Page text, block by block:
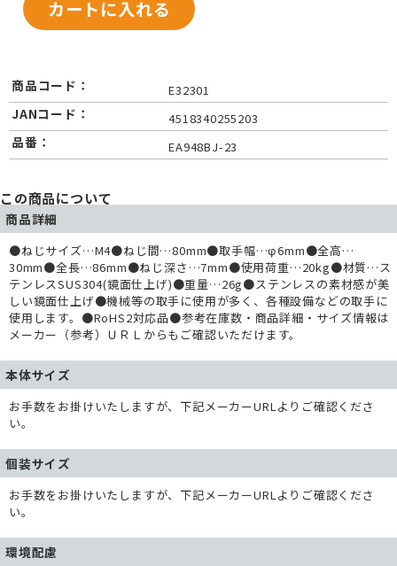
商品コード： E32301
JANコード： 4518340255203
品番： EA948BJ-23
この商品について
商品詳細
●ねじサイズ…M4●ねじ間…80mm●取手幅…φ6mm●全高…
30mm●全長…86mm●ねじ深さ…7mm●使用荷重…20kg●材質…ス
テンレスSUS304(鏡面仕上げ)●重量…26g●ステンレスの素材感が美
しい鏡面仕上げ●機械等の取手に使用が多く、各種設備などの取手に
使用します。●RoHS2対応品●参考在庫数・商品詳細・サイズ情報は
メーカー（参考）ＵＲＬからもご確認いただけます。
本体サイズ
お手数をお掛けいたしますが、下記メーカーURLよりご確認くださ
い。
個装サイズ
お手数をお掛けいたしますが、下記メーカーURLよりご確認くださ
い。
環境配慮